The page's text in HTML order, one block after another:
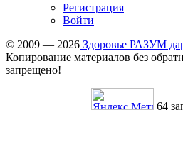
Регистрация
Войти
© 2009 — 2026 Здоровье РАЗУМ
Копирование материалов без
запрещено!
64